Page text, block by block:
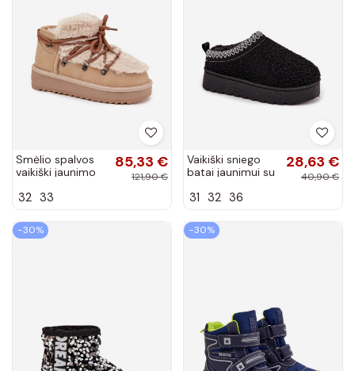
Smėlio spalvos
vaikiški jaunimo
kailiuku D.Franklin
85,33 €
121,90 €
32 33
Vaikiški sniego
batai jaunimui su
Baranek juodos
28,63 €
40,90 €
31 32 36
−30% −30%